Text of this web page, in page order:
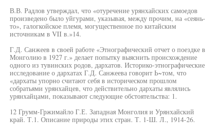
В.В. Радлов утверждал, что «отуречение урянхайских самоедов
произведено было уйгурами, указывая, между прочим, на «сеянь-
то», галогкойское племя, могущественное по китайским
источникам в VII в.»14.
Г.Д. Санжеев в своей работе «Этнографический отчет о поездке в
Монголию в 1927 г.» делает попытку выяснить происхождение
одного из тувинских родов, дархатов. Историко-этнографические
исследование о дархатах Г.Д. Санжеева говорит Ь~том, что
«дархаты упорно считают себя в историческом прошлом
собратьями урянхайцев, что действительно дархаты являлись
урянхайцами, показывают следующие обстоятельства: 1.
12 Грумм-Гржимайло Г.Е. Западная Монголия и Урянхайский
край. Т.1. Описание природы этих стран. Т. 1-Ш. Л., 1914-26.